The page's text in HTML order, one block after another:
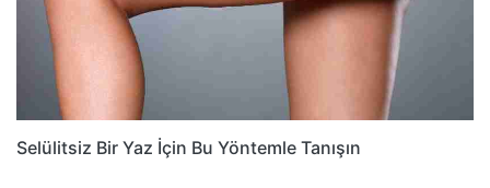
Selülitsiz Bir Yaz İçin Bu Yöntemle Tanışın